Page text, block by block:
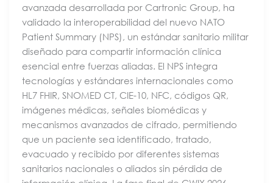
avanzada desarrollada por Cartronic Group, ha
validado la interoperabilidad del nuevo NATO
Patient Summary (NPS), un estándar sanitario militar
diseñado para compartir información clínica
esencial entre fuerzas aliadas. El NPS integra
tecnologías y estándares internacionales como
HL7 FHIR, SNOMED CT, CIE-10, NFC, códigos QR,
imágenes médicas, señales biomédicas y
mecanismos avanzados de cifrado, permitiendo
que un paciente sea identificado, tratado,
evacuado y recibido por diferentes sistemas
sanitarios nacionales o aliados sin pérdida de